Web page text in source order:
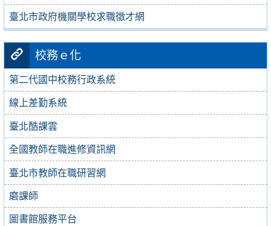
臺北市政府機關學校求職徵才網
校務ｅ化
第二代國中校務行政系統
線上差勤系統
臺北酷課雲
全國教師在職進修資訊網
臺北市教師在職研習網
磨課師
圖書館服務平台